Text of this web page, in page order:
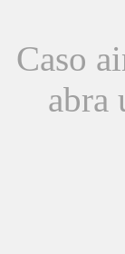
Caso
abra